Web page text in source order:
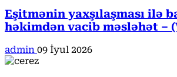
Eşitmənin yaxşılaşması ilə
həkimdən vacib məsləhət –
admin 09 İyul 2026